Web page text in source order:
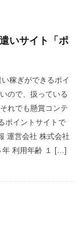
いサイト「ポ
稼ぎができるポイ
ので、扱っている
れでも懸賞コンテ
ポイントサイトで
運営会社 株式会社
年 利用年齢 １ […]